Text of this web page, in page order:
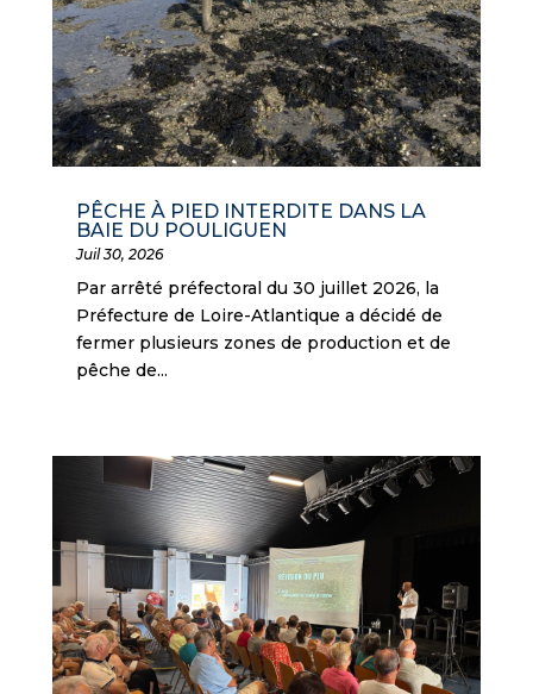
PÊCHE À PIED INTERDITE DANS LA
BAIE DU POULIGUEN
Juil 30, 2026
Par arrêté préfectoral du 30 juillet 2026, la
Préfecture de Loire-Atlantique a décidé de
fermer plusieurs zones de production et de
pêche de...